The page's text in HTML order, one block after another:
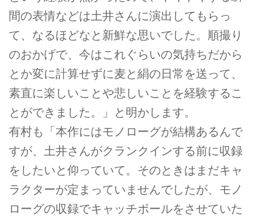
間の表情などは土井さんに演出してもらっ
て、なるほどなと新鮮な思いでした。順撮り
のおかげで、今はこれぐらいの気持ちだから
とか変に計算せずに麦と絹の日常を送って、
素直に楽しいことや悲しいことを経験するこ
とができました。」と明かします。
有村も「本作にはモノローグが結構あるんで
すが、土井さんがクランクインする前に収録
をしたいと仰っていて。そのときはまだキャ
ラクターが定まっていませんでしたが、モノ
ローグの収録でキャッチボールをさせていた